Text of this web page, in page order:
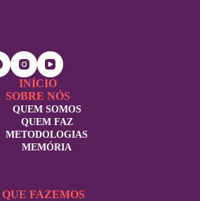
INÍCIO
SOBRE NÓS
QUEM SOMOS
QUEM FAZ
METODOLOGIAS
MEMÓRIA
QUE FAZEMOS